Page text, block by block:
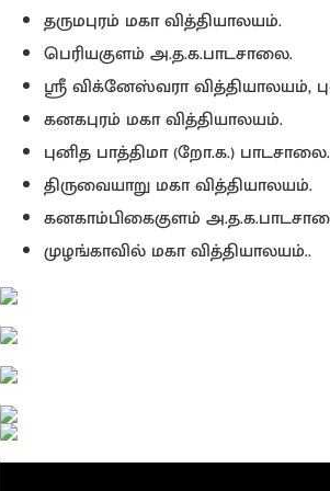
தருமபுரம் மகா வித்தியாலயம்.
பெரியகுளம் அ.த.க.பாடசாலை.
ஸ்ரீ விக்னேஸ்வரா
கனகபுரம் மகா வித்தியாலயம்.
புனித பாத்திமா (றோ.க.) பாடசாலை.
திருவையாறு மகா வித்தியாலயம்.
கனகாம்பிகைகுளம்
முழங்காவில் மகா வித்தியாலயம்..